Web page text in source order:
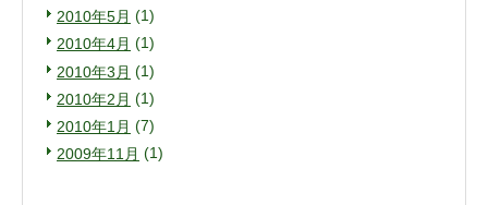
2010年5月 (1)
2010年4月 (1)
2010年3月 (1)
2010年2月 (1)
2010年1月 (7)
2009年11月 (1)